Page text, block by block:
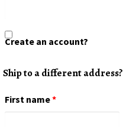
Create an account?
Ship to a different address?
First name*